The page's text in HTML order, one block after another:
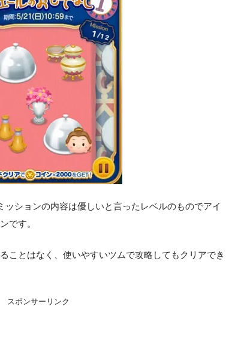
ションの内容は優しいと言ったレベルのものでアイ
です。
ことはなく、使いやすいツムで攻略してもクリアでき
スポンサーリンク